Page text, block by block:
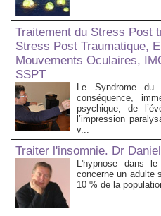
Traitement du Stress Post
Stress Post Traumatique,
Mouvements Oculaires,
SSPT
Le Syndrome du
conséquence,
psychique, de
l’impression
v...
Traiter l'insomnie. Dr
L'hypnose dans
concerne un adulte
10 % de la